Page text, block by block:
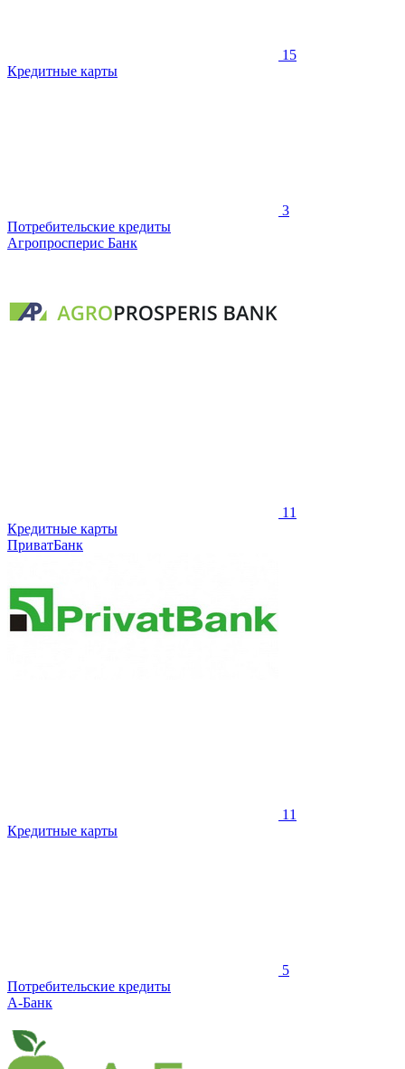
15
Кредитные карты
3
Потребительские кредиты
Агропросперис Банк
11
Кредитные карты
ПриватБанк
11
Кредитные карты
5
Потребительские кредиты
А-Банк